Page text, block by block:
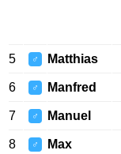
5 ♂ Matthias
6 ♂ Manfred
7 ♂ Manuel
8 ♂ Max